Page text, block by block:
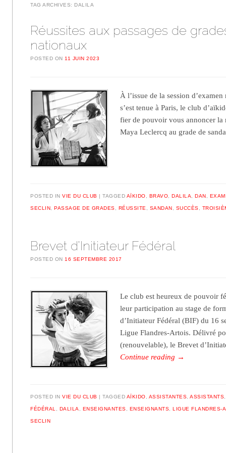
TAG ARCHIVES: DALILA
Réussites aux passages de
nationaux
POSTED ON11 JUIN 2023
À l’issue de la session
s’est tenue à Paris, le club
fier de pouvoir vous annoncer la
Maya Leclercq au grade de
POSTED INVIE DU CLUB TAGGED AÏKIDO BRAVO ,DALILA ,DAN
SECLIN ,PASSAGE DE GRADES RÉUSSITE SANDAN SUCCÈS
Brevet d’Initiateur Fédéral
POSTED ON 16 SEPTEMBRE 2017
Le club est heureux de pouvoir
leur participation au stage de
d’Initiateur Fédéral (BIF) du 16
Ligue Flandres-Artois. Délivré
(renouvelable), le Brevet
Continue reading →
POSTED INVIE DU CLUB TAGGED AÏKIDO ASSISTANTES ,ASSISTANTS
FÉDÉRAL DALILA ENSEIGNANTES ENSEIGNANTS ,LIGUE FLANDRES-
SECLIN